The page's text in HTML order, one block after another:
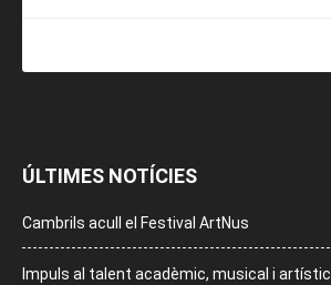
ÚLTIMES NOTÍCIES
Cambrils acull el Festival ArtNus
Impuls al talent acadèmic, musical i artístic